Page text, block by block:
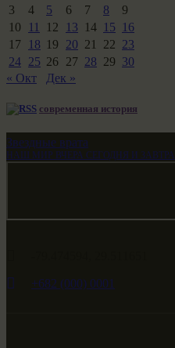
3
4 5 6 7 8
9
10
11 12 13 14 15
16
17
18 19 20 21 22 23
24 25 26 27 28 29 30
« Окт
Дек »
современная история
Звездные врата
НАШ МИР ВЧЕРА СЕГОДНЯ И ЗАВТРА
+682 (000) 0001